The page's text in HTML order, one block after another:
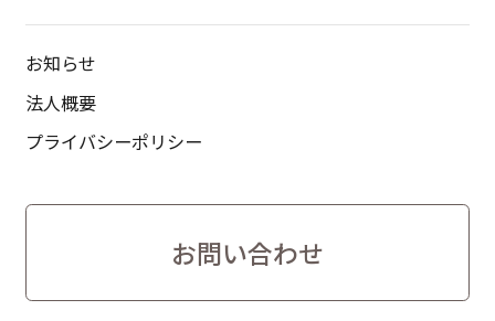
お知らせ
法人概要
プライバシーポリシー
お問い合わせ